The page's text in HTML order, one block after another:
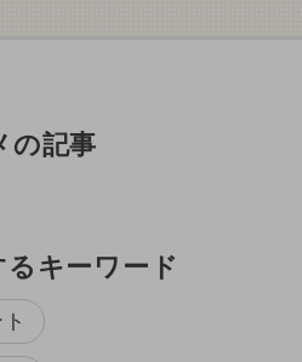
の記事
キーワード